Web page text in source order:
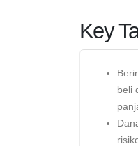
Key
beli